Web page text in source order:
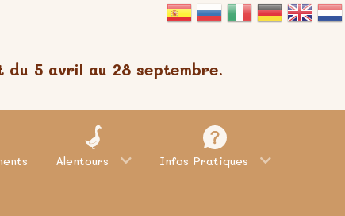
du 5 avril au 28 septembre.
Alentours Infos Pratiques